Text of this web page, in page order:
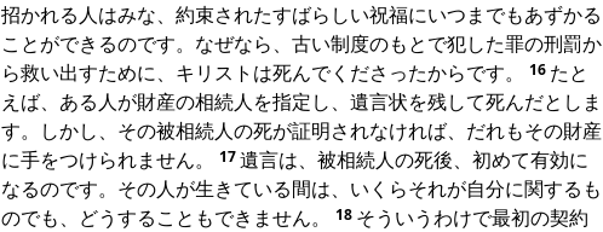
招かれる人はみな、約束されたすばらしい祝福にいつまでもあずかる
ことができるのです。なぜなら、古い制度のもとで犯した罪の刑罰か
ら救い出すために、キリストは死んでくださったからです。
16 たと
えば、ある人が財産の相続人を指定し、遺言状を残して死んだとしま
す。しかし、その被相続人の死が証明されなければ、だれもその財産
に手をつけられません。
17遺言は、被相続人の死後、初めて有効に
なるのです。その人が生きている間は、いくらそれが自分に関するも
のでも、どうすることもできません。
18 そういうわけで最初の契約